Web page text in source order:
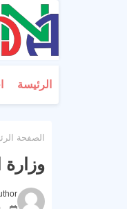
الرئيسة
الصفحة
-